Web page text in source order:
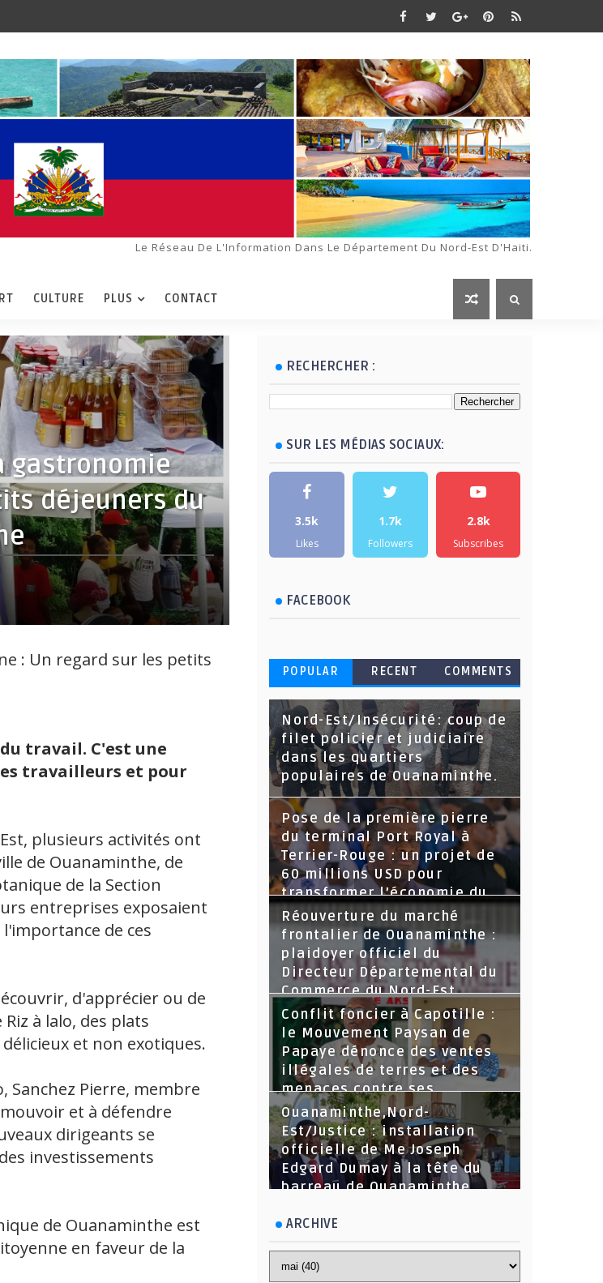
Le Réseau De L'Information Dans Le Département Du Nord-Est D'Haiti.
CULTURE PLUS CONTACT
gastronomie
déjeuners du
: Un regard sur les petits
travail. C'est une
travailleurs et pour
plusieurs activités ont
de Ouanaminthe, de
de la Section
entreprises exposaient
de ces
d'apprécier ou de
à lalo, des plats
et non exotiques.
Sanchez Pierre, membre
et à défendre
dirigeants se
investissements
de Ouanaminthe est
en faveur de la
RECHERCHER :
SUR LES MÉDIAS SOCIAUX:
3.5k
Likes
1.7k
Followers
2.8k
Subscribes
FACEBOOK
POPULAR RECENT COMMENTS
Nord-Est/Insécurité: coup de
filet policier et judiciaire
dans les quartiers
populaires de Ouanaminthe.
Pose de la première pierre
du terminal Port Royal à
Terrier-Rouge : un projet de
60 millions USD pour
transformer l’économie du
Nord-Est
Réouverture du marché
frontalier de Ouanaminthe :
plaidoyer officiel du
Directeur Départemental du
Commerce du Nord-Est.
Conflit foncier à Capotille :
le Mouvement Paysan de
Papaye dénonce des ventes
illégales de terres et des
menaces contre ses
dirigeants
Ouanaminthe,Nord-
Est/Justice : installation
officielle de Me Joseph
Edgard Dumay à la tête du
barreau de Ouanaminthe.
ARCHIVE